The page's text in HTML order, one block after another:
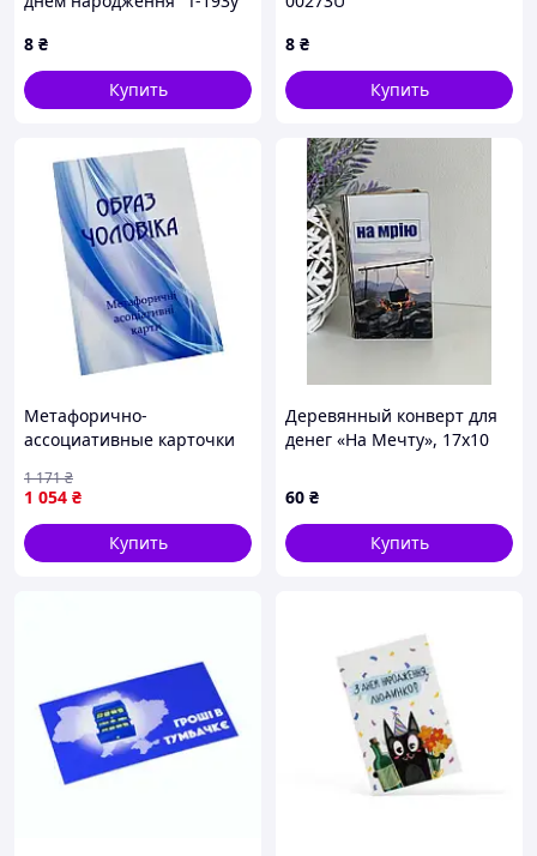
8 ₴
Купить
8 ₴
Купить
Метафорично-
ассоциативные карточки
03, 150 карточек
1 054 ₴
1 171₴
Купить
Деревянный конверт для
денег «На Мечту», 17х10
60 ₴
Купить